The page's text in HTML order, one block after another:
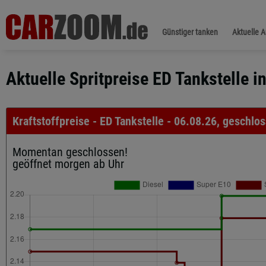
Günstiger tanken Aktuelle
Aktuelle Spritpreise ED Tankstelle
Kraftstoffpreise - ED Tankstelle - 06.08.26,
Momentan geschlossen!
geöffnet morgen ab Uhr